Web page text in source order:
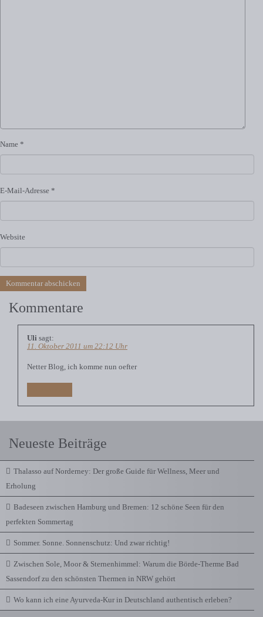
Name *
E-Mail-Adresse *
Website
Kommentare
Uli sagt:
11. Oktober 2011 um 22:12 Uhr
Netter Blog, ich komme nun oefter
Neueste Beiträge
Thalasso auf Norderney: Der große Guide für Wellness, Meer und
Erholung
Badeseen zwischen Hamburg und Bremen: 12 schöne Seen für den
perfekten Sommertag
Sommer. Sonne. Sonnenschutz: Und zwar richtig!
Zwischen Sole, Moor & Sternenhimmel: Warum die Börde-Therme Bad
Sassendorf zu den schönsten Thermen in NRW gehört
Wo kann ich eine Ayurveda-Kur in Deutschland authentisch erleben?